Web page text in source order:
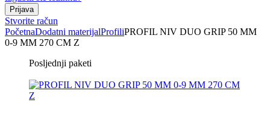
Stvorite račun
PočetnaDodatni materijalProfiliPROFIL NIV DUO GRIP 50 MM
0-9 MM 270 CM Z
Posljednji paketi